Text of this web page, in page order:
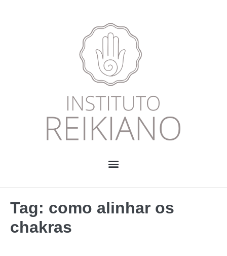
Tag: como alinhar os
chakras